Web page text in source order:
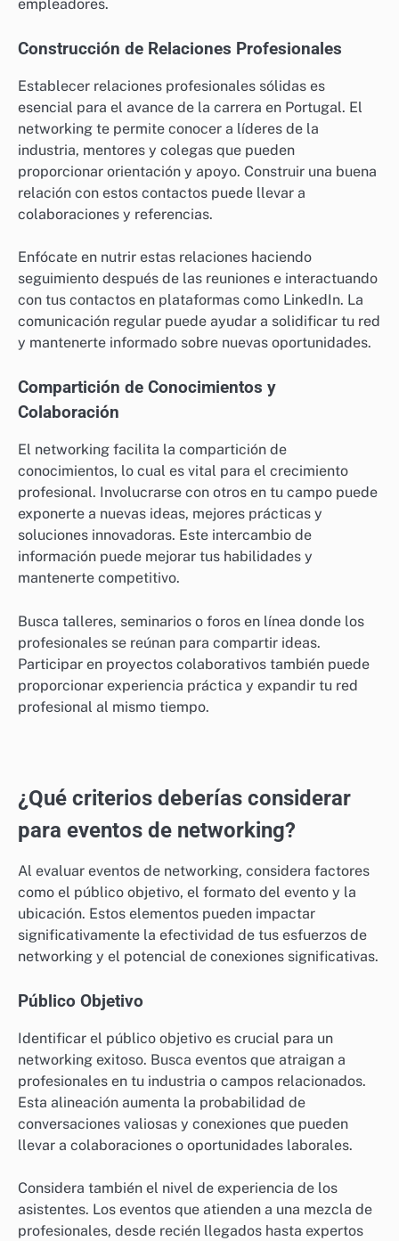
estas oportunidades ocultas.
Considera asistir a conferencias o meetups específicos
donde se encuentran muchas startups y empresas
consolidadas. Estos eventos a menudo presentan
ferias de empleo y sesiones de reclutamiento,
permitiéndote conectar directamente con posibles
empleadores.
Construcción de Relaciones Profesionales
Establecer relaciones profesionales sólidas es
esencial para el avance de la carrera en Portugal. El
networking te permite conocer a líderes de la
industria, mentores y colegas que pueden
proporcionar orientación y apoyo. Construir una buena
colaboraciones y referencias.
seguimiento después de las reuniones e interactuando
con tus contactos en plataformas como LinkedIn. La
comunicación regular puede ayudar a solidificar tu red
y mantenerte informado sobre nuevas oportunidades.
Compartición de Conocimientos y
Colaboración
El networking facilita la compartición de
conocimientos, lo cual es vital para el crecimiento
profesional. Involucrarse con otros en tu campo puede
exponerte a nuevas ideas, mejores prácticas y
soluciones innovadoras. Este intercambio de
Busca talleres, seminarios o foros en línea donde los
profesionales se reúnan para compartir ideas.
Participar en proyectos colaborativos también puede
profesional al mismo tiempo.
¿Qué criterios deberías considerar
para eventos de networking?
Al evaluar eventos de networking, considera factores